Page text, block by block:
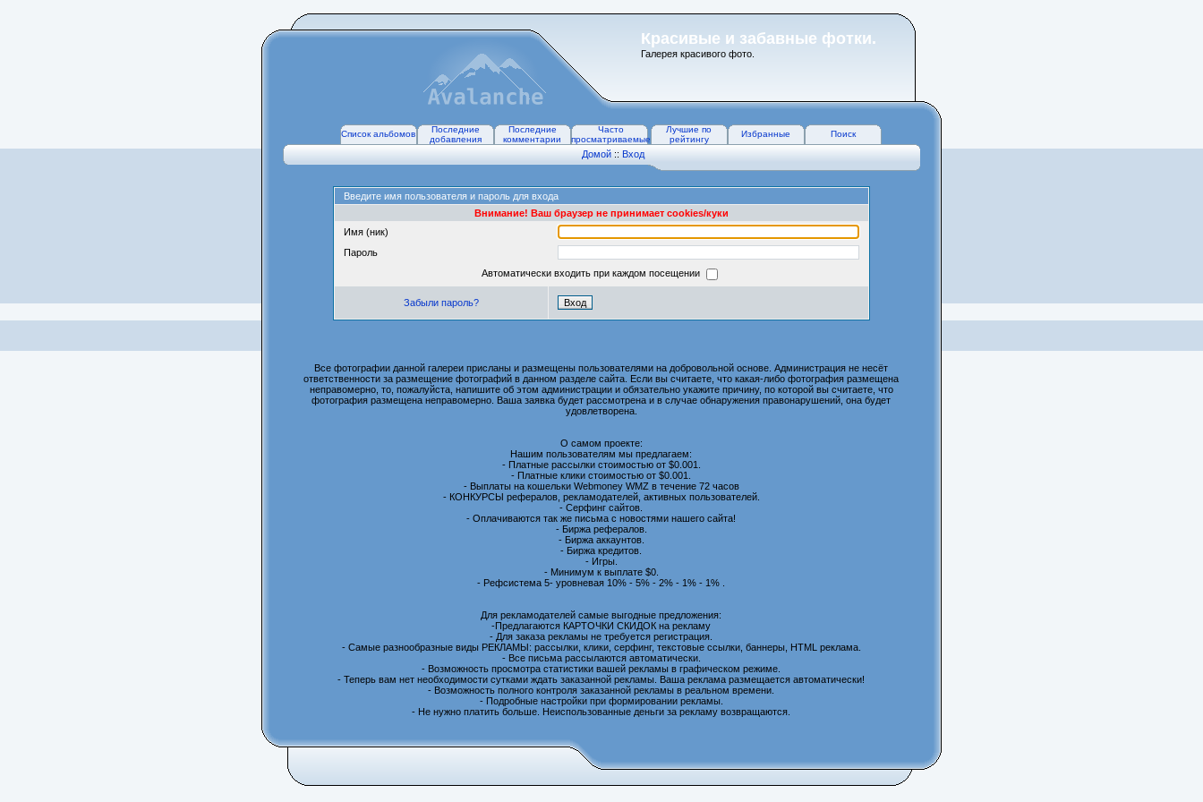
Красивые и забавные фотки.
Галерея красивого фото.
Список альбомов
Последние
добавления
Последние
комментарии
Часто
просматриваемые
Лучшие по
рейтингу
Избранные Поиск
Домой :: Вход
Введите имя пользователя и пароль для входа
Внимание! Ваш браузер не принимает cookies/куки
Имя (ник)
Пароль
Автоматически входить при каждом посещении
Забыли пароль?
Все фотографии данной галереи присланы и размещены пользователями на добровольной основе. Администрация не несёт
ответственности за размещение фотографий в данном разделе сайта. Если вы считаете, что какая-либо фотография размещена
неправомерно, то, пожалуйста, напишите об этом администрации и обязательно укажите причину, по которой вы считаете, что
фотография размещена неправомерно. Ваша заявка будет рассмотрена и в случае обнаружения правонарушений, она будет
удовлетворена.
О самом проекте:
Нашим пользователям мы предлагаем:
- Платные рассылки стоимостью от $0.001.
- Платные клики стоимостью от $0.001.
- Выплаты на кошельки Webmoney WMZ в течение 72 часов
- КОНКУРСЫ рефералов, рекламодателей, активных пользователей.
- Серфинг сайтов.
- Оплачиваются так же письма с новостями нашего сайта!
- Биржа рефералов.
- Биржа аккаунтов.
- Биржа кредитов.
- Игры.
- Минимум к выплате $0.
- Рефсистема 5- уровневая 10% - 5% - 2% - 1% - 1% .
Для рекламодателей самые выгодные предложения:
-Предлагаются КАРТОЧКИ СКИДОК на рекламу
- Для заказа рекламы не требуется регистрация.
- Самые разнообразные виды РЕКЛАМЫ: рассылки, клики, серфинг, текстовые ссылки, баннеры, HTML реклама.
- Все письма рассылаются автоматически.
- Возможность просмотра статистики вашей рекламы в графическом режиме.
- Теперь вам нет необходимости сутками ждать заказанной рекламы. Ваша реклама размещается автоматически!
- Возможность полного контроля заказанной рекламы в реальном времени.
- Подробные настройки при формировании рекламы.
- Не нужно платить больше. Неиспользованные деньги за рекламу возвращаются.